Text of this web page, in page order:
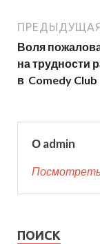
Воля
на трудности
в Comedy Club
О admin
Посмотреть
ПОИСК